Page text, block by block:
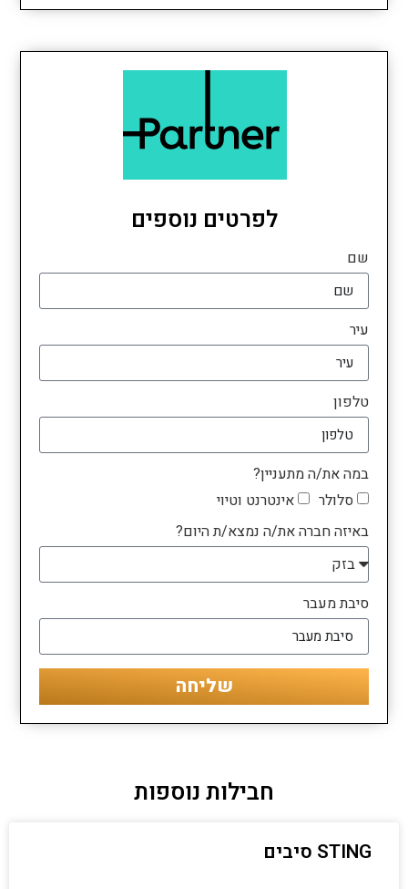
לפרטים נוספים
שם
עיר
טלפון
במה את/ה מתעניין?
סלולר
אינטרנט וטיוי
באיזה חברה את/ה נמצא/ת היום?
סיבת מעבר
שליחה
חבילות נוספות
STING סיבים